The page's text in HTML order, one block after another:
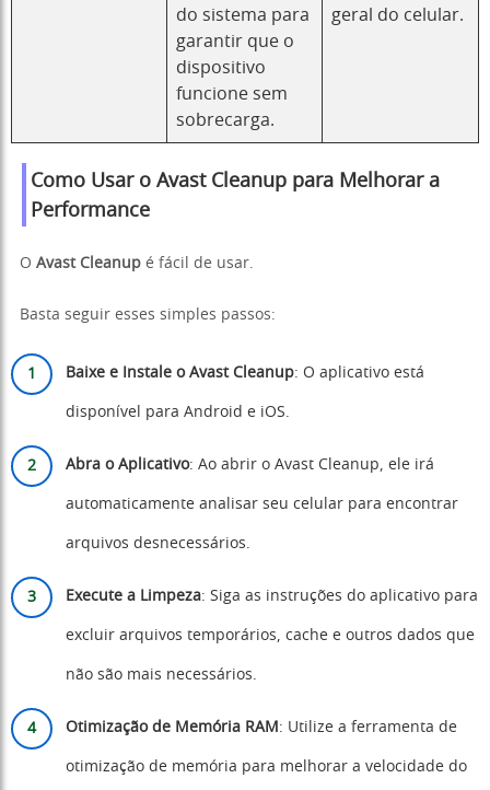
do sistema para
garantir que o
dispositivo
funcione sem
sobrecarga.
geral do celular.
Como Usar o Avast Cleanup para Melhorar a
Performance
O Avast Cleanup é fácil de usar.
Basta seguir esses simples passos:
Baixe e Instale o Avast Cleanup: O aplicativo está
disponível para Android e iOS.
Abra o Aplicativo: Ao abrir o Avast Cleanup, ele irá
automaticamente analisar seu celular para encontrar
arquivos desnecessários.
Execute a Limpeza: Siga as instruções do aplicativo para
excluir arquivos temporários, cache e outros dados que
não são mais necessários.
Otimização de Memória RAM : Utilize a ferramenta de
otimização de memória para melhorar a velocidade do